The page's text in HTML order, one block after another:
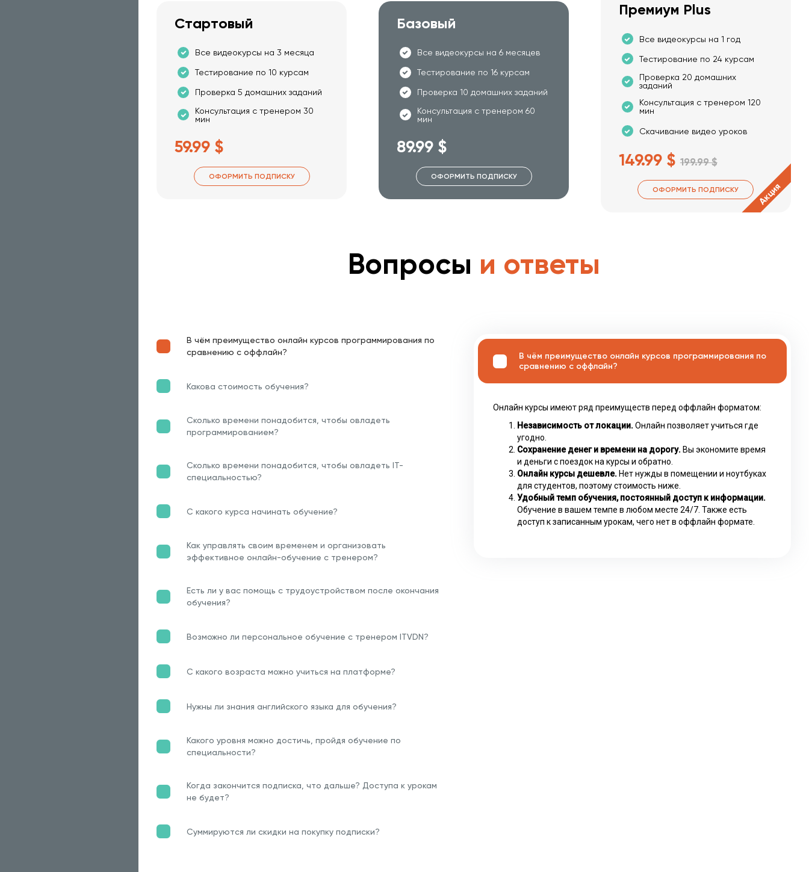
Паттерн Strategy 0:23:42
Паттерн Visitor 0:21:13
Автоматизация тестирования
Стартовый
Все видеокурсы на 3 месяца
Тестирование по 10 курсам
Проверка 5 домашних заданий
Консультация с тренером 30
мин
59.99 $
ОФОРМИТЬ ПОДПИСКУ
Базовый
Все видеокурсы на 6 месяцев
Тестирование по 16 курсам
Проверка 10 домашних заданий
Консультация с тренером 60
мин
89.99 $
ОФОРМИТЬ ПОДПИСКУ
Премиум Plus
Все видеокурсы на 1 год
Тестирование по 24 курсам
Проверка 20 домашних
заданий
Консультация с тренером 120
мин
Скачивание видео уроков
149.99 $ 199.99 $
ОФОРМИТЬ ПОДПИСКУ Акция
Вопросы и ответы
В чём преимущество онлайн курсов программирования по
сравнению с оффлайн?
Какова стоимость обучения?
Сколько времени понадобится, чтобы овладеть
программированием?
Сколько времени понадобится, чтобы овладеть IT-
специальностью?
С какого курса начинать обучение?
Как управлять своим временем и организовать
эффективное онлайн-обучение с тренером?
Есть ли у вас помощь с трудоустройством после окончания
обучения?
Возможно ли персональное обучение с тренером ITVDN?
С какого возраста можно учиться на платформе?
Нужны ли знания английского языка для обучения?
Какого уровня можно достичь, пройдя обучение по
специальности?
Когда закончится подписка, что дальше? Доступа к урокам
не будет?
Суммируются ли скидки на покупку подписки?
В чём преимущество онлайн курсов программирования по
сравнению с оффлайн?
Онлайн курсы имеют ряд преимуществ перед оффлайн форматом:
Независимость от локации. Онлайн позволяет учиться где
угодно.
Сохранение денег и времени на дорогу. Вы экономите время
и деньги с поездок на курсы и обратно.
Онлайн курсы дешевле. Нет нужды в помещении и ноутбуках
для студентов, поэтому стоимость ниже.
Удобный темп обучения, постоянный доступ к информации.
Обучение в вашем темпе в любом месте 24/7. Также есть
доступ к записанным урокам, чего нет в оффлайн формате.